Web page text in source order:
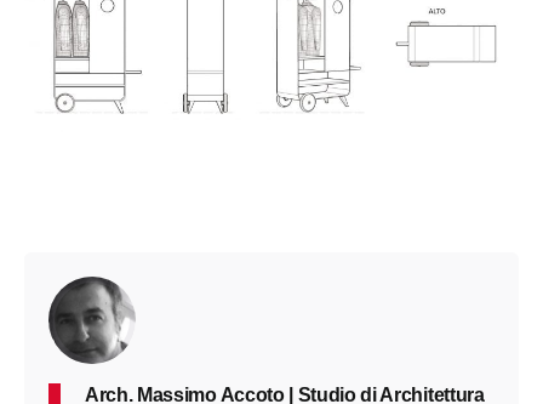
Arch. Massimo Accoto | Studio di Architettura